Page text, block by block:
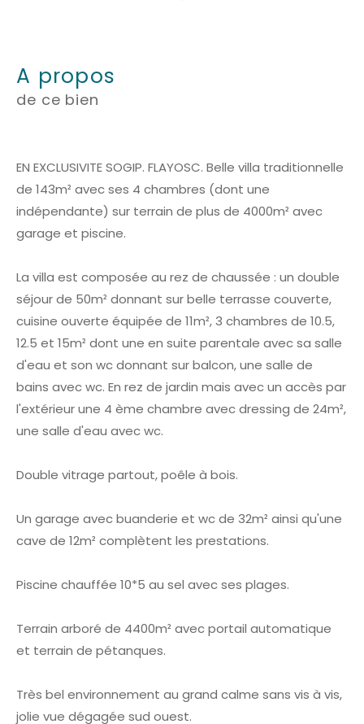
a propos
de ce bien
EN EXCLUSIVITE SOGIP. FLAYOSC. Belle villa traditionnelle
de 143m² avec ses 4 chambres (dont une
indépendante) sur terrain de plus de 4000m² avec
garage et piscine.
La villa est composée au rez de chaussée : un double
séjour de 50m² donnant sur belle terrasse couverte,
cuisine ouverte équipée de 11m², 3 chambres de 10.5,
12.5 et 15m² dont une en suite parentale avec sa salle
d'eau et son wc donnant sur balcon, une salle de
bains avec wc. En rez de jardin mais avec un accès par
l'extérieur une 4 ème chambre avec dressing de 24m²,
une salle d'eau avec wc.
Double vitrage partout, poêle à bois.
Un garage avec buanderie et wc de 32m² ainsi qu'une
cave de 12m² complètent les prestations.
Piscine chauffée 10*5 au sel avec ses plages.
Terrain arboré de 4400m² avec portail automatique
et terrain de pétanques.
Très bel environnement au grand calme sans vis à vis,
jolie vue dégagée sud ouest.